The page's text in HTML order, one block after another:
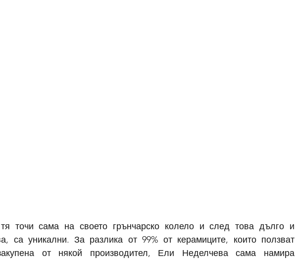
точи сама на своето грънчарско колело и след това дълго и
са уникални. За разлика от 99% от керамиците, които ползват
от някой производител, Ели Неделчева сама намира